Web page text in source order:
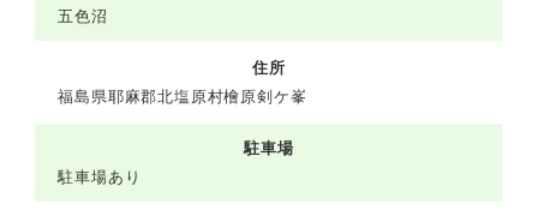
五色沼
住所
福島県耶麻郡北塩原村檜原剣ケ峯
駐車場
駐車場あり